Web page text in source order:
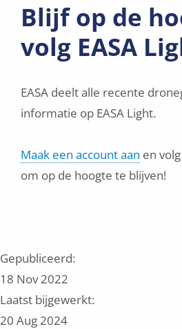
Blijf op de
volg EASA
EASA deelt alle recente
informatie op EASA Light.
Maak een account aan en
om op de hoogte te blijven!
Gepubliceerd:
18 Nov 2022
Laatst bijgewerkt:
20 Aug 2024